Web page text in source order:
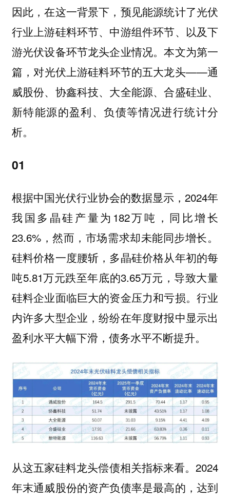
因此，在这一背景下，预见能源统计了光伏
行业上游硅料环节、中游组件环节、以及下
游光伏设备环节龙头企业情况。本文为第一
篇，对光伏上游硅料环节的五大龙头——通
威股份、协鑫科技、大全能源、合盛硅业、
新特能源的盈利、负债等情况进行统计分
析。
01
根据中国光伏行业协会的数据显示，2024年
我国多晶硅产量为182万吨，同比增长
23.6%，然而，市场需求却未能同步增长。
硅料价格一度腰斩，多晶硅价格从年初的每
吨5.81万元跌至年底的3.65万元，导致大量
硅料企业面临巨大的资金压力和亏损。行业
内许多大型企业，纷纷在年度财报中显示出
盈利水平大幅下滑，债务水平不断提升。
从这五家硅料龙头偿债相关指标来看。2024
年末通威股份的资产负债率是最高的，达到